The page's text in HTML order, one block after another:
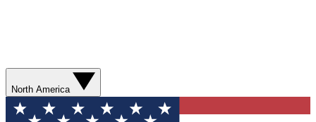
North America